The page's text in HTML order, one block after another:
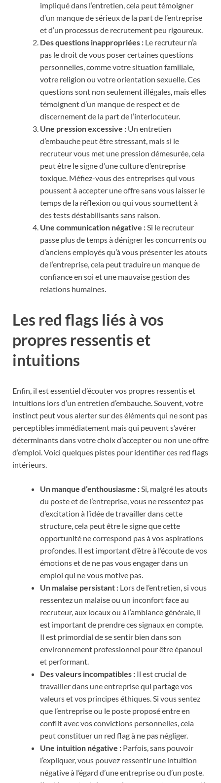
impliqué dans l’entretien, cela peut témoigner
d’un manque de sérieux de la part de l’entreprise
et d’un processus de recrutement peu rigoureux.
Des questions inappropriées : Le recruteur n’a
pas le droit de vous poser certaines questions
personnelles, comme votre situation familiale,
votre religion ou votre orientation sexuelle. Ces
questions sont non seulement illégales, mais elles
témoignent d’un manque de respect et de
discernement de la part de l’interlocuteur.
Une pression excessive : Un entretien
d’embauche peut être stressant, mais si le
recruteur vous met une pression démesurée, cela
peut être le signe d’une culture d’entreprise
toxique. Méfiez-vous des entreprises qui vous
poussent à accepter une offre sans vous laisser le
temps de la réflexion ou qui vous soumettent à
des tests déstabilisants sans raison.
Une communication négative :Si le recruteur
passe plus de temps à dénigrer les concurrents ou
d’anciens employés qu’à vous présenter les atouts
de l’entreprise, cela peut traduire un manque de
confiance en soi et une mauvaise gestion des
relations humaines.
Les red flags liés à vos
propres ressentis et
intuitions
Enfin, il est essentiel d’écouter vos propres ressentis et
intuitions lors d’un entretien d’embauche. Souvent, votre
instinct peut vous alerter sur des éléments qui ne sont pas
perceptibles immédiatement mais qui peuvent s’avérer
déterminants dans votre choix d’accepter ou non une offre
d’emploi. Voici quelques pistes pour identifier ces red flags
intérieurs.
Un manque d’enthousiasme :Si, malgré les atouts
du poste et de l’entreprise, vous ne ressentez pas
d’excitation à l’idée de travailler dans cette
structure, cela peut être le signe que cette
opportunité ne correspond pas à vos aspirations
profondes. Il est important d’être à l’écoute de vos
émotions et de ne pas vous engager dans un
emploi qui ne vous motive pas.
Un malaise persistant : Lors de l’entretien, si vous
ressentez un malaise ou un inconfort face au
recruteur, aux locaux ou à l’ambiance générale, il
est important de prendre ces signaux en compte.
Il est primordial de se sentir bien dans son
environnement professionnel pour être épanoui
et performant.
Des valeurs incompatibles : Il est crucial de
travailler dans une entreprise qui partage vos
valeurs et vos principes éthiques. Si vous sentez
que l’entreprise ou le poste proposé entre en
conflit avec vos convictions personnelles, cela
peut constituer un red flag à ne pas négliger.
Une intuition négative : Parfois, sans pouvoir
l’expliquer, vous pouvez ressentir une intuition
négative à l’égard d’une entreprise ou d’un poste.